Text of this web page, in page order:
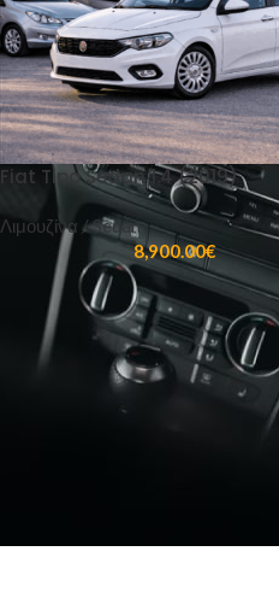
Fiat Tipo Sedan 1.4 (2019)
Λιμουζίνα / Sedan
8,900.00€